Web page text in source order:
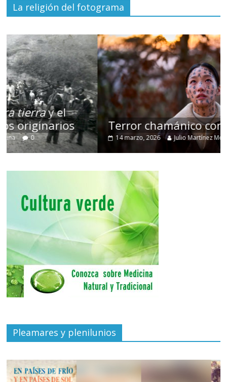
La religión del fotograma
Terror chamánico coreano
14 marzo, 2026 Julio Martínez Molina 0
Pleamares y plenilunios